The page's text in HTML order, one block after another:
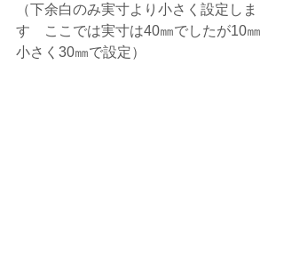
（下余白のみ実寸より小さく設定しま
す　ここでは実寸は40㎜でしたが10㎜
小さく30㎜で設定）